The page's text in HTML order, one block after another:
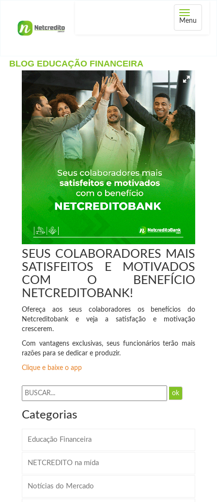
Abrir
menu
Menu
BLOG EDUCAÇÃO FINANCEIRA
SEUS COLABORADORES MAIS
SATISFEITOS E MOTIVADOS
COM O BENEFÍCIO
NETCREDITOBANK!
Ofereça aos seus colaboradores os benefícios do
Netcreditobank e veja a satisfação e motivação
crescerem.
Com vantagens exclusivas, seus funcionários terão mais
razões para se dedicar e produzir.
Clique e baixe o app
ok
Categorias
Educação Financeira
NETCREDITO na mída
Notícias do Mercado